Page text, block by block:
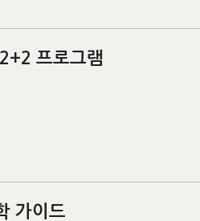
프로그램
가이드